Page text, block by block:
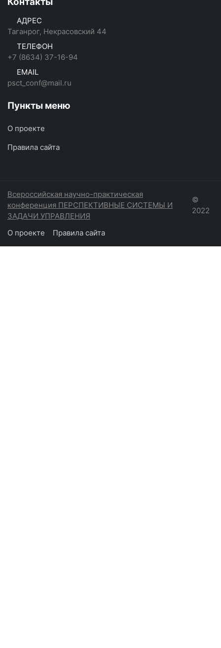
АДРЕС
Таганрог, Некрасовский 44
ТЕЛЕФОН
+7 (8634) 37-16-94
EMAIL
psct_conf@mail.ru
Пункты меню
О проекте
Правила сайта
Всероссийская научно-практическая
конференция ПЕРСПЕКТИВНЫЕ СИСТЕМЫ И
ЗАДАЧИ УПРАВЛЕНИЯ
©
2022
О проекте Правила сайта